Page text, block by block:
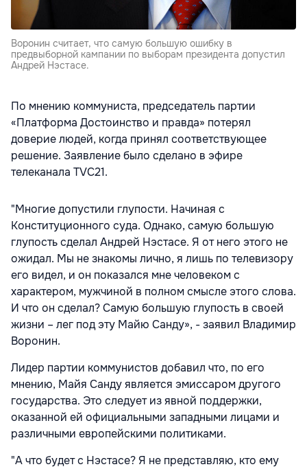
Воронин считает, что самую большую ошибку в
предвыборной кампании по выборам президента допустил
Андрей Нэстасе.
По мнению коммуниста, председатель партии
«Платформа Достоинство и правда» потерял
доверие людей, когда принял соответствующее
решение. Заявление было сделано в эфире
телеканала TVC21.
"Многие допустили глупости. Начиная с
Конституционного суда. Однако, самую большую
глупость сделал Андрей Нэстасе. Я от него этого не
ожидал. Мы не знакомы лично, я лишь по телевизору
его видел, и он показался мне человеком с
характером, мужчиной в полном смысле этого слова.
И что он сделал? Самую большую глупость в своей
жизни – лег под эту Майю Санду», - заявил Владимир
Воронин.
Лидер партии коммунистов добавил что, по его
мнению, Майя Санду является эмиссаром другого
государства. Это следует из явной поддержки,
оказанной ей официальными западными лицами и
различными европейскими политиками.
"А что будет с Нэстасе? Я не представляю, кто ему